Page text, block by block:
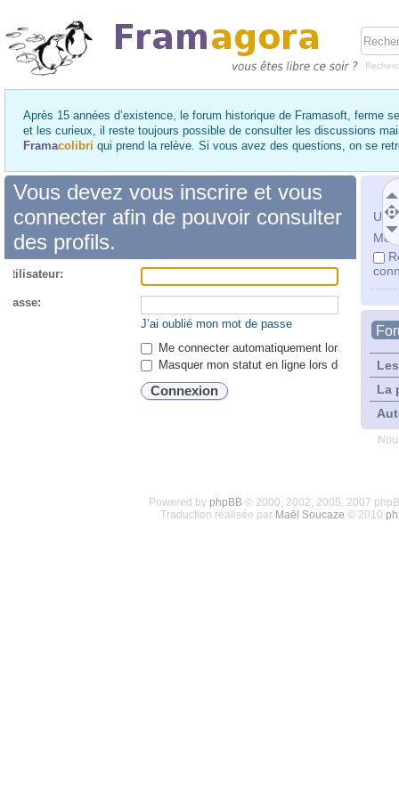
Après 15 années d’existence, le forum historique de Framasoft, ferme
et les curieux, il reste toujours possible de consulter les discussions
Framacolibri qui prend la relève. Si vous avez des questions, on se
Mot
La
Vous devez vous inscrire et vous
connecter afin de pouvoir consulter
des profils.
passe:
J’ai oublié mon mot de passe
Me connecter automatiquement lors de
Masquer mon statut en ligne lors de cette
Powered by phpBB© 2000, 2002, 2005, 2007
Traduction réalisée par Maël Soucaze © 2010